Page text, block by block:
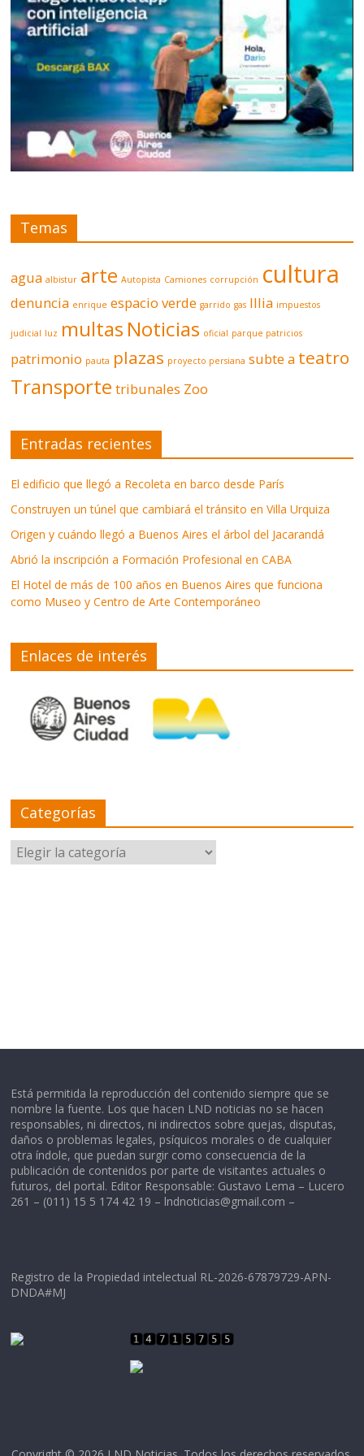
Temas
agua albistur arte Autopista Camiones corrupción cultura
denuncia enrique espacio verde garrido gas Illia impuestos
judicial luz multas Noticias oficial parque patricios
patrimonio pauta plazas proyecto persiana subte a teatro
Transporte tribunales Zoo
Entradas recientes
El edificio que llegó a Recoleta en barco desde París
Construyen un túnel que cambiará el tránsito en Villa Urquiza
Origen y cuándo llegó a Buenos Aires el árbol del Jacarandá
Abrió la inscripción a Formación Profesional en CABA
El Hotel de más de 100 años en Buenos Aires que funciona
como Museo y Centro de Arte Contemporáneo
Enlaces de interés
Categorías
Categorías
Está permitida la reproducción del contenido siempre que se
nombre la fuente. Los que hacen LND noticias no se hacen
responsables, ni directos, ni indirectos sobre quejas, disputas,
daños o problemas legales, psíquicos morales o de cualquier
otra índole, que puedan surgir como consecuencia de la
publicación de contenidos por parte de visitantes actuales o
futuros, del portal. Editor Responsable: Gustavo Lema – Lucero
261 – (011) 15 5 174 42 19 – lndnoticias@gmail.com –
Registro de la Propiedad intelectual RL-2026-67879729-APN-
DNDA#MJ